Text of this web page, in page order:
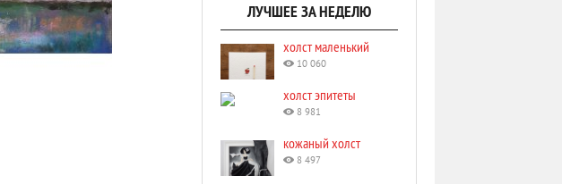
ЛУЧШЕЕ ЗА НЕДЕЛЮ
холст маленький
10 060
холст эпитеты
8 981
кожаный холст
8 497